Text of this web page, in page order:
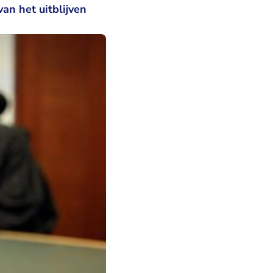
het uitblijven